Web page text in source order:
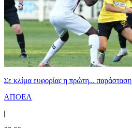
Σε κλίμα ευφορίας η πρώτη... παράσταση
ΑΠΟΕΛ
|